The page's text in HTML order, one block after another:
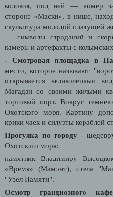
колокол, под ней — номер
стороне «Маски», в нише,
скульптура молодой плачущей
— символы страданий и
камеры и артефакты с колымских
- Смотровая площадка в
место, которое называют
открывается великолепный
Магадан со своими жилыми
торговый порт. Вокруг
Охотского моря. Картину
крики чаек и силуэты кораблей
Прогулка по городу -
Охотского моря:
памятник Владимиру
«Время» (Мамонт), стела
"Узел Памяти".
Осмотр грандиозного